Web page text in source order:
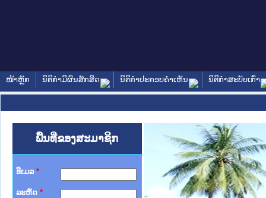
ໜ້າຫຼັກ ນິຕິກໍາມີຜົນສັກສິດ ນິຕິກໍາປະກອບຄໍາເຫັນ ນິຕິກໍາສະບັບເກົ່າ
ພື້ນທີ່ຂອງສະມາຊິກ
ອີເມລ *
ລະຫັດ *